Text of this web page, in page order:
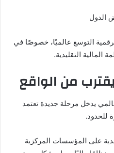
الدول
التوسع عالميًا، خصوصًا في
التقليدية.
من الواقع
يدخل مرحلة جديدة تعتمد
للحدود.
على المؤسسات المركزية